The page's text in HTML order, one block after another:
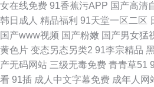
女在线免费 91香蕉污APP 国产高清
韩日成人 精品福利 91天堂一区二区
国产www视频 国产粉嫩 国产男女猛
黄色片 变态另态另类2 91李宗精品
产无码网站 三级无毒免费 青青草51
看 91插 成人中文字幕免费 成年人网